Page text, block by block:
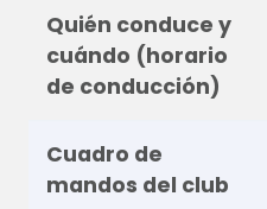
Quién conduce y
cuándo (horario
de conducción)
Cuadro de
mandos del club